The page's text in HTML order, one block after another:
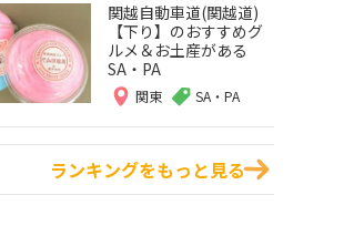
関越自動車道(関越道)
【下り】のおすすめグ
ルメ＆お土産がある
SA・PA
関東 SA・PA
ランキングをもっと見る